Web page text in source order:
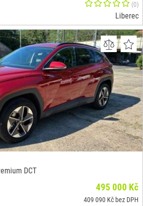
(0)
Liberec
DCT
495 000 Kč
409 090 Kč bez DPH